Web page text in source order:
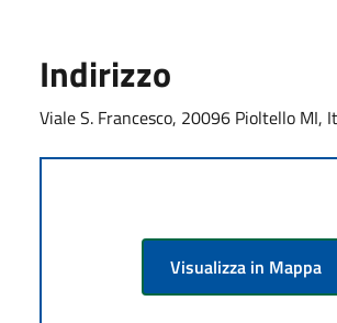
Indirizzo
Viale S. Francesco, 20096 Pioltello MI,
Visualizza in Mappa